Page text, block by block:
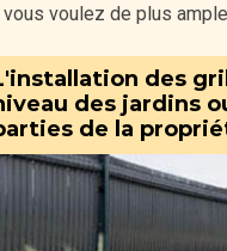
voulez de plus
des
des jardins
de la